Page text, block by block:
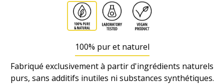
100% pur et naturel
Fabriqué exclusivement à partir d'ingrédients naturels
purs, sans additifs inutiles ni substances synthétiques.